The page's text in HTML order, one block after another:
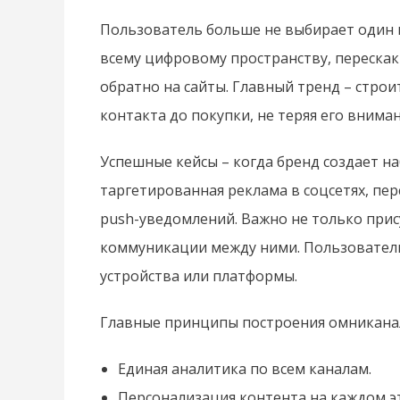
Пользователь больше не выбирает
всему цифровому пространству,
обратно на сайты. Главный тренд –
контакта до покупки, не теряя его
Успешные кейсы – когда бренд создает
таргетированная реклама в соцсетях,
push-уведомлений. Важно не только
коммуникации между ними.
устройства или платформы.
Главные принципы построения
Единая аналитика по всем каналам.